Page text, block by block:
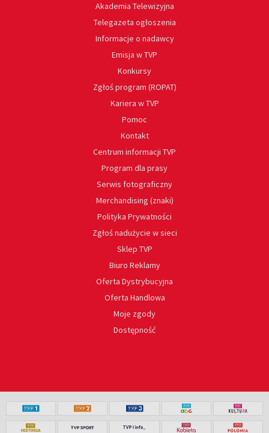
Akademia Telewizyjna
Telegazeta ogłoszenia
Informacje o nadawcy
Emisja w TVP
Konkursy
Zgłoś program (ROPAT)
Kariera w TVP
Pomoc
Kontakt
Centrum informacji TVP
Program dla prasy
Serwis fotograficzny
Merchandising (znaki)
Polityka Prywatności
Zgłoś nadużycie w sieci
Sklep TVP
Biuro Reklamy
Oferta Dystrybucyjna
Oferta Handlowa
Moje zgody
Dostępność